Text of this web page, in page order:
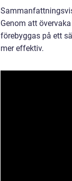
Genom att
förebyggas på ett
mer effektiv.